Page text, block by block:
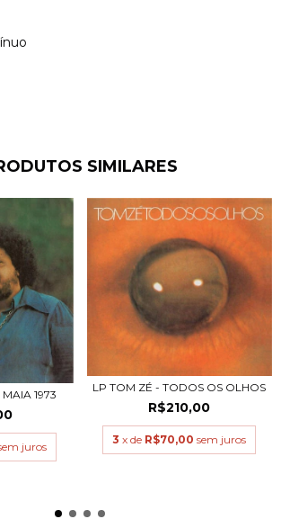
SIMILARES
1973
juros
LP TOM ZÉ - TODOS OS OLHOS
R$210,00
3 x de R$70,00 sem juros